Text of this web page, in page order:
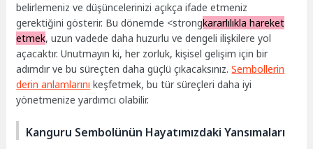
belirlemeniz ve düşüncelerinizi açıkça ifade etmeniz
gerektiğini gösterir. Bu dönemde <strongkararlılıkla hareket
etmek, uzun vadede daha huzurlu ve dengeli ilişkilere yol
açacaktır. Unutmayın ki, her zorluk, kişisel gelişim için bir
adımdır ve bu süreçten daha güçlü çıkacaksınız.Sembollerin
derin anlamlarını keşfetmek, bu tür süreçleri daha iyi
yönetmenize yardımcı olabilir.
Kanguru Sembolünün Hayatımızdaki Yansımaları